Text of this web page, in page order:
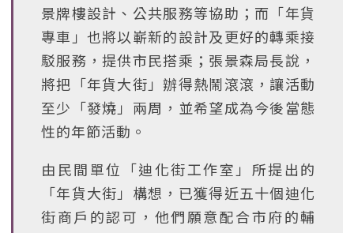
景牌樓設計、公共服務等協助；而「年貨
專車」也將以嶄新的設計及更好的轉乘接
駁服務，提供市民搭乘；張景森局長說，
將把「年貨大街」辦得熱鬧滾滾，讓活動
至少「發燒」兩周，並希望成為今後當態
性的年節活動。
由民間單位「迪化街工作室」所提出的
「年貨大街」構想，已獲得近五十個迪化
街商戶的認可，他們願意配合市府的輔